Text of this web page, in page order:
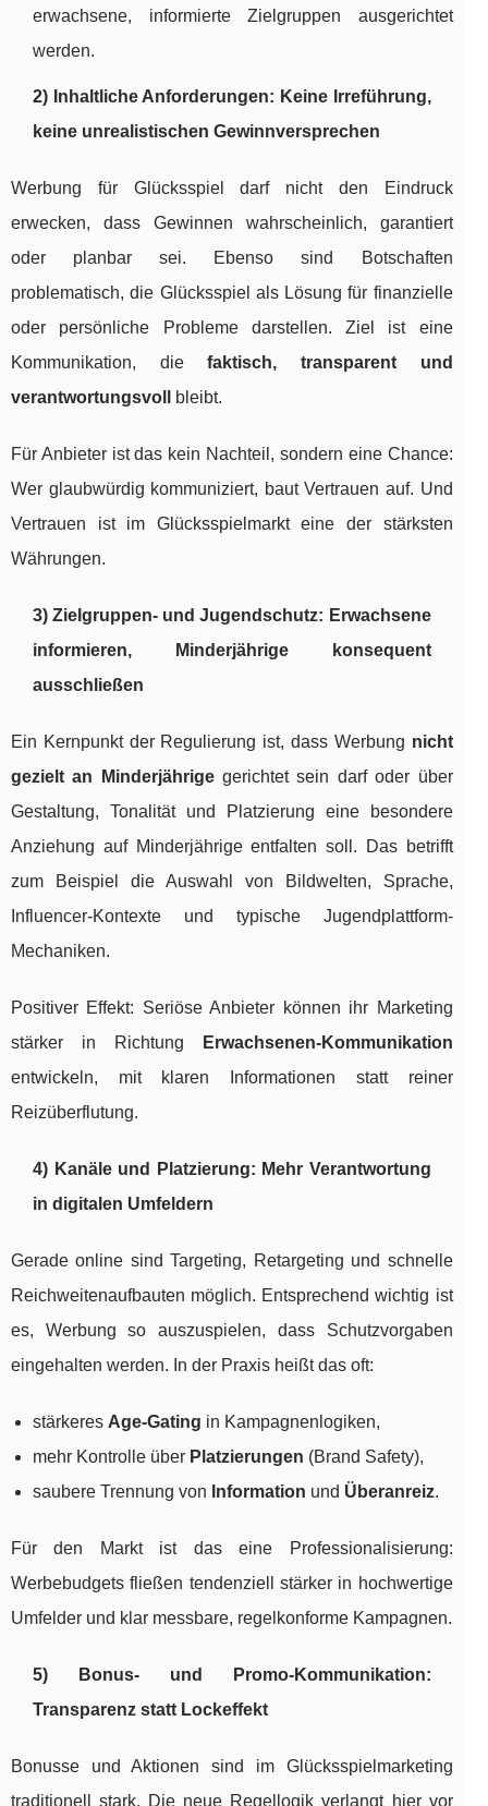
erwachsene, informierte Zielgruppen ausgerichtet
werden.
2) Inhaltliche Anforderungen: Keine Irreführung,
keine unrealistischen Gewinnversprechen
Werbung für Glücksspiel darf nicht den Eindruck
erwecken, dass Gewinnen wahrscheinlich, garantiert
oder planbar sei. Ebenso sind Botschaften
problematisch, die Glücksspiel als Lösung für finanzielle
oder persönliche Probleme darstellen. Ziel ist eine
Kommunikation, diefaktisch, transparent und
verantwortungsvoll
bleibt.
Für Anbieter ist das kein Nachteil, sondern eine Chance:
Wer glaubwürdig kommuniziert, baut Vertrauen auf. Und
Vertrauen ist im Glücksspielmarkt eine der stärksten
Währungen.
3) Zielgruppen- und Jugendschutz: Erwachsene
informieren, Minderjährige konsequent
ausschließen
Ein Kernpunkt der Regulierung ist, dass Werbung nicht
gezielt an Minderjährigegerichtet sein darf oder über
Gestaltung, Tonalität und Platzierung eine besondere
Anziehung auf Minderjährige entfalten soll. Das betrifft
zum Beispiel die Auswahl von Bildwelten, Sprache,
Influencer-Kontexte und typische Jugendplattform-
Mechaniken.
Positiver Effekt: Seriöse Anbieter können ihr Marketing
stärker in Richtung
Erwachsenen-Kommunikation
entwickeln, mit klaren Informationen statt reiner
Reizüberflutung.
4) Kanäle und Platzierung: Mehr Verantwortung
in digitalen Umfeldern
Gerade online sind Targeting, Retargeting und schnelle
Reichweitenaufbauten möglich. Entsprechend wichtig ist
es, Werbung so auszuspielen, dass Schutzvorgaben
eingehalten werden. In der Praxis heißt das oft:
stärkeres Age-Gating in Kampagnenlogiken,
mehr Kontrolle über Platzierungen (Brand Safety),
saubere Trennung von Information und Überanreiz.
Für den Markt ist das eine Professionalisierung:
Werbebudgets fließen tendenziell stärker in hochwertige
Umfelder und klar messbare, regelkonforme Kampagnen.
5) Bonus- und Promo-Kommunikation:
Transparenz statt Lockeffekt
Bonusse und Aktionen sind im Glücksspielmarketing
traditionell stark. Die neue Regellogik verlangt hier vor